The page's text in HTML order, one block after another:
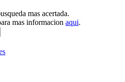
mas acertada.
mas informacion aqui.